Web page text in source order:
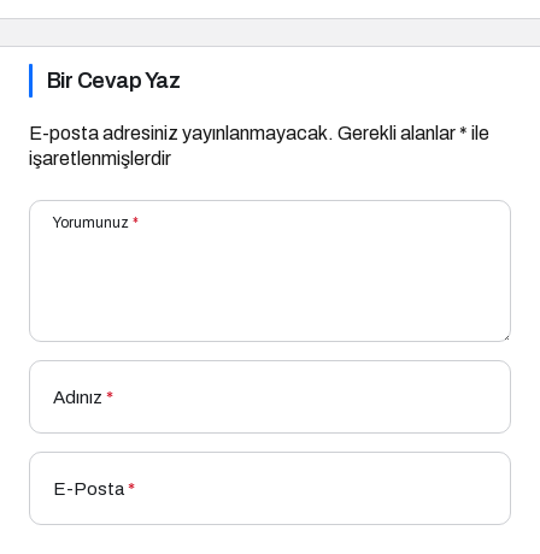
Bir Cevap Yaz
E-posta adresiniz yayınlanmayacak. Gerekli alanlar* ile
işaretlenmişlerdir
Yorumunuz *
Adınız *
E-Posta*